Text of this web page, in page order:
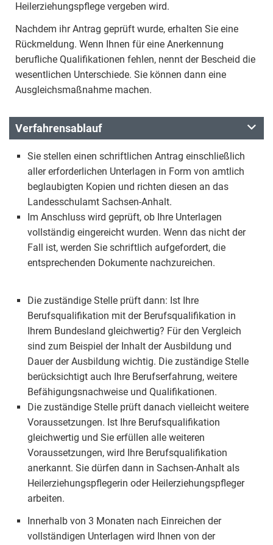
Heilerziehungspflege vergeben wird.
Nachdem ihr Antrag geprüft wurde, erhalten Sie eine
Rückmeldung. Wenn Ihnen für eine Anerkennung
berufliche Qualifikationen fehlen, nennt der Bescheid die
wesentlichen Unterschiede. Sie können dann eine
Ausgleichsmaßnahme machen.
Verfahrensablauf
Sie stellen einen schriftlichen Antrag einschließlich
aller erforderlichen Unterlagen in Form von amtlich
beglaubigten Kopien und richten diesen an das
Landesschulamt Sachsen-Anhalt.
Im Anschluss wird geprüft, ob Ihre Unterlagen
vollständig eingereicht wurden. Wenn das nicht der
Fall ist, werden Sie schriftlich aufgefordert, die
entsprechenden Dokumente nachzureichen.
Die zuständige Stelle prüft dann: Ist Ihre
Berufsqualifikation mit der Berufsqualifikation in
Ihrem Bundesland gleichwertig? Für den Vergleich
sind zum Beispiel der Inhalt der Ausbildung und
Dauer der Ausbildung wichtig. Die zuständige Stelle
berücksichtigt auch Ihre Berufserfahrung, weitere
Befähigungsnachweise und Qualifikationen.
Die zuständige Stelle prüft danach vielleicht weitere
Voraussetzungen. Ist Ihre Berufsqualifikation
gleichwertig und Sie erfüllen alle weiteren
Voraussetzungen, wird Ihre Berufsqualifikation
anerkannt. Sie dürfen dann in Sachsen-Anhalt als
Heilerziehungspflegerin oder Heilerziehungspfleger
arbeiten.
Innerhalb von 3 Monaten nach Einreichen der
vollständigen Unterlagen wird Ihnen von der